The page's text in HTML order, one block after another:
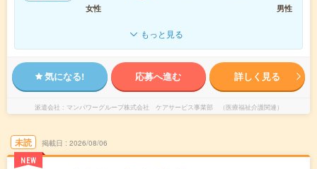
女性
男性
もっと見る
気になる! 応募へ進む 詳しく見る
派遣会社 マンパワーグループ株式会社 ケアサービス事業部 （医療福祉介護関連）
未読
NEW
掲載日 2026/08/06